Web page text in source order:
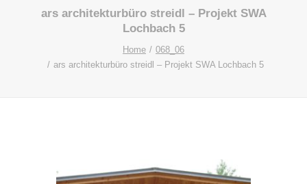
ars architekturbüro streidl – Projekt SWA
Lochbach 5
Home
068_06
ars architekturbüro streidl – Projekt SWA Lochbach 5